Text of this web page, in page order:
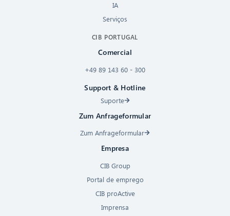
IA
Serviços
CIB PORTUGAL
Comercial
+49 89 143 60 - 300
Support & Hotline
Suporte
Zum Anfrageformular
Zum Anfrageformular
Empresa
CIB Group
Portal de emprego
CIB proActive
Imprensa